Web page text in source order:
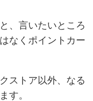
、言いたいところ
なくポイントカー
ストア以外、なる
す。